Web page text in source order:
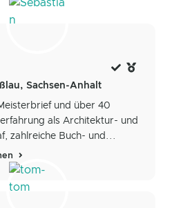
Sachsen-Anhalt
und über 40
als Architektur- und
zahlreiche Buch- und...